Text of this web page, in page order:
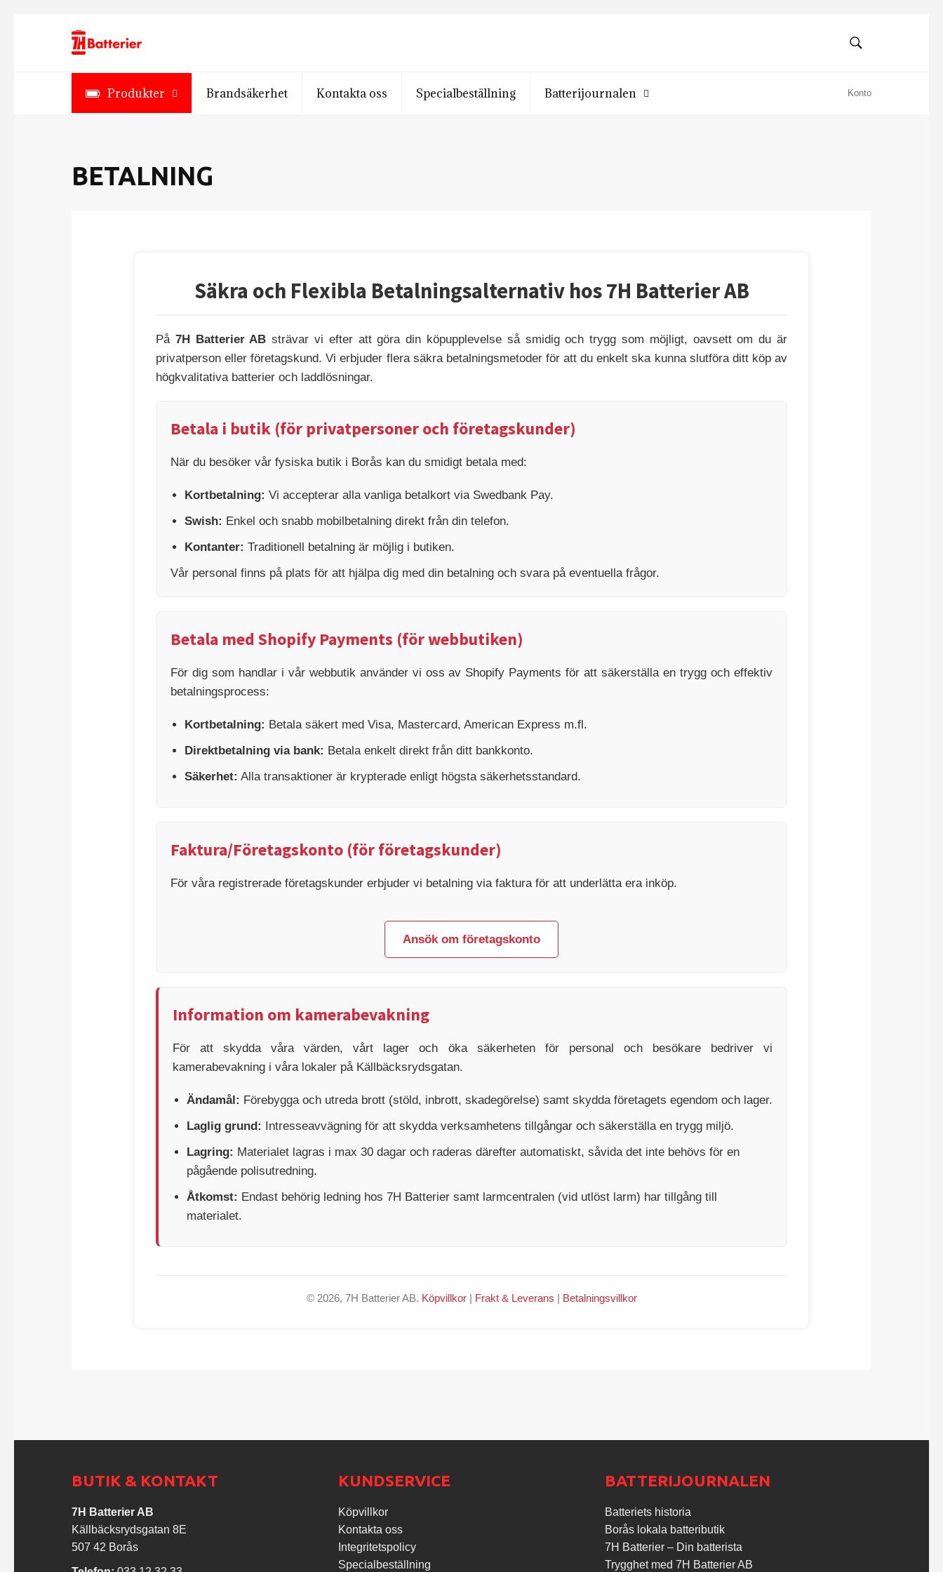
Produkter Brandsäkerhet Kontakta oss Specialbeställning Batterijournalen Konto
BETALNING
Säkra och Flexibla Betalningsalternativ hos 7H Batterier AB
På 7H Batterier AB strävar vi efter att göra din köpupplevelse så smidig och trygg som möjligt, oavsett om du är
privatperson eller företagskund. Vi erbjuder flera säkra betalningsmetoder för att du enkelt ska kunna slutföra ditt köp av
högkvalitativa batterier och laddlösningar.
Betala i butik (för privatpersoner och företagskunder)
När du besöker vår fysiska butik i Borås kan du smidigt betala med:
Kortbetalning: Vi accepterar alla vanliga betalkort via Swedbank Pay.
Swish: Enkel och snabb mobilbetalning direkt från din telefon.
Kontanter: Traditionell betalning är möjlig i butiken.
Vår personal finns på plats för att hjälpa dig med din betalning och svara på eventuella frågor.
Betala med Shopify Payments (för webbutiken)
För dig som handlar i vår webbutik använder vi oss av Shopify Payments för att säkerställa en trygg och effektiv
betalningsprocess:
Kortbetalning: Betala säkert med Visa, Mastercard, American Express m.fl.
Direktbetalning via bank: Betala enkelt direkt från ditt bankkonto.
Säkerhet: Alla transaktioner är krypterade enligt högsta säkerhetsstandard.
Faktura/Företagskonto (för företagskunder)
För våra registrerade företagskunder erbjuder vi betalning via faktura för att underlätta era inköp.
Ansök om företagskonto
Information om kamerabevakning
För att skydda våra värden, vårt lager och öka säkerheten för personal och besökare bedriver vi
kamerabevakning i våra lokaler på Källbäcksrydsgatan.
Ändamål: Förebygga och utreda brott (stöld, inbrott, skadegörelse) samt skydda företagets egendom och lager.
Laglig grund:
Intresseavvägning för att skydda verksamhetens tillgångar och säkerställa en trygg miljö.
Lagring: Materialet lagras i max 30 dagar och raderas därefter automatiskt, såvida det inte behövs för en
pågående polisutredning.
Åtkomst: Endast behörig ledning hos 7H Batterier samt larmcentralen (vid utlöst larm) har tillgång till
materialet.
© 2026, 7H Batterier AB. Köpvillkor| Frakt & Leverans | Betalningsvillkor
BUTIK & KONTAKT
7H Batterier AB
Källbäcksrydsgatan 8E
507 42 Borås
KUNDSERVICE
Köpvillkor
Kontakta oss
Integritetspolicy
Specialbeställning
BATTERIJOURNALEN
Batteriets historia
Borås lokala batteributik
7H Batterier – Din batterista
Trygghet med 7H Batterier AB